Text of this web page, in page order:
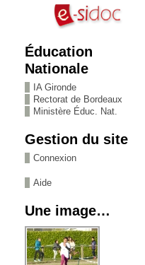
Éducation
Nationale
IA Gironde
Rectorat de Bordeaux
Ministère Éduc. Nat.
Gestion du site
Connexion
Aide
Une image…